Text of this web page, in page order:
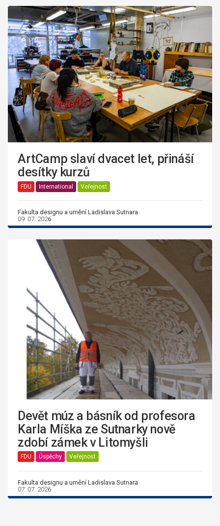
ArtCamp slaví dvacet let, přináší
desítky kurzů
FDU International Veřejnost
Fakulta designu a umění Ladislava Sutnara
09. 07. 2026
Devět múz a básník od profesora
Karla Míška ze Sutnarky nově
zdobí zámek v Litomyšli
FDU Úspěchy Veřejnost
Fakulta designu a umění Ladislava Sutnara
07. 07. 2026